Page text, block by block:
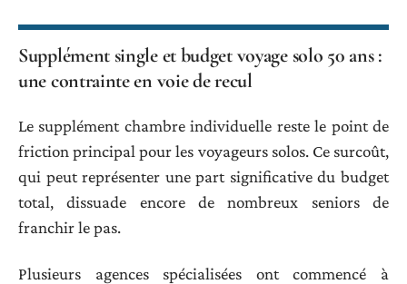
Supplément single et budget voyage solo 50 ans :
une contrainte en voie de recul
Le supplément chambre individuelle reste le point de
friction principal pour les voyageurs solos. Ce surcoût,
qui peut représenter une part significative du budget
total, dissuade encore de nombreux seniors de
franchir le pas.
Plusieurs agences spécialisées ont commencé à